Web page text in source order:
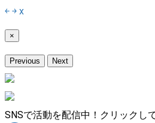
￩ ￫ x
×
Previous Next
SNSで活動を配信中！クリックし